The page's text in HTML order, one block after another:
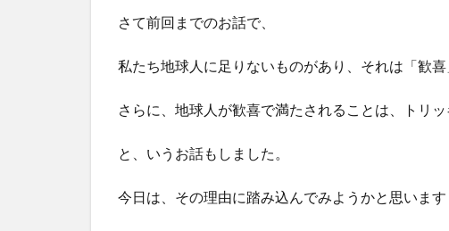
さて前回までのお話で、
私たち地球人に足りないものがあり、それは「歓喜
さらに、地球人が歓喜で満たされることは、トリ
と、いうお話もしました。
今日は、その理由に踏み込んでみようかと思います